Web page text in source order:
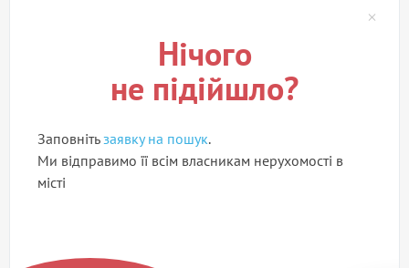
Нічого
не підійшло?
Заповнітьзаявку на пошук.
Ми відправимо її всім власникам нерухомості в
місті